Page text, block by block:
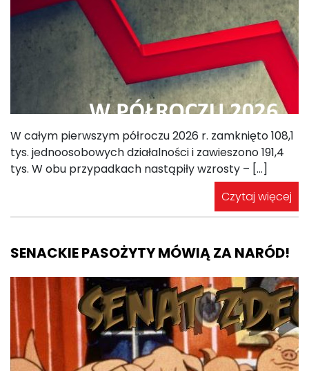
W całym pierwszym półroczu 2026 r. zamknięto 108,1
tys. jednoosobowych działalności i zawieszono 191,4
tys. W obu przypadkach nastąpiły wzrosty – […]
Czytaj więcej
SENACKIE PASOŻYTY MÓWIĄ ZA NARÓD!